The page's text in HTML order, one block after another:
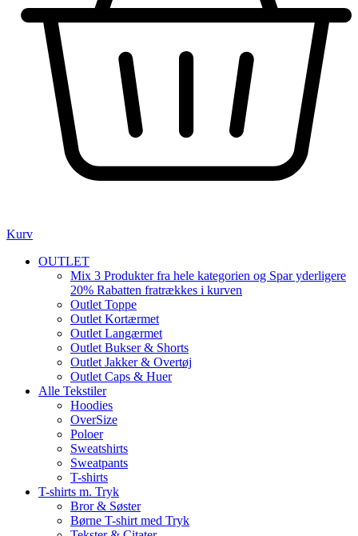
Kurv
OUTLET
Mix 3 Produkter fra hele kategorien og Spar yderligere
20% Rabatten fratrækkes i kurven
Outlet Toppe
Outlet Kortærmet
Outlet Langærmet
Outlet Bukser & Shorts
Outlet Jakker & Overtøj
Outlet Caps & Huer
Alle Tekstiler
Hoodies
OverSize
Poloer
Sweatshirts
Sweatpants
T-shirts
T-shirts m. Tryk
Bror & Søster
Børne T-shirt med Tryk